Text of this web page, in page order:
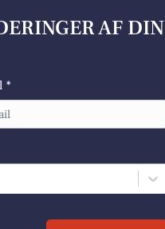
AF DIN
*